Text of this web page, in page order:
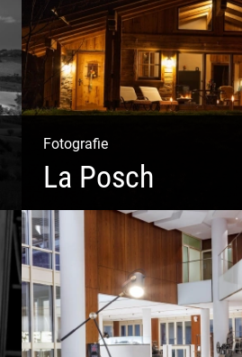
Fotografie
La Posch
Kuschelige Chalets |
Auszeit | Alpiner Lifestyle